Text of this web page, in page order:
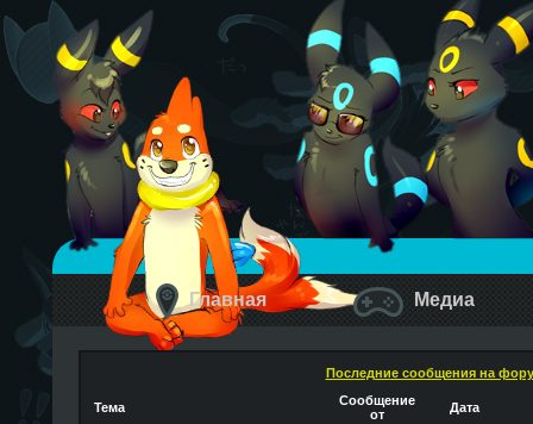
Главная Медиа
Последние сообщения на
Тема
Сообщение
от
Дата